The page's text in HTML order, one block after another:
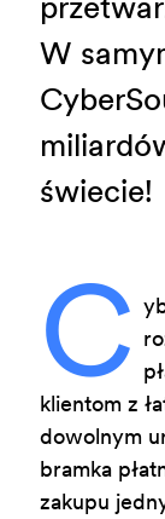
W
świecie!
C
klientom z
dowolnym
bramka
zakupu